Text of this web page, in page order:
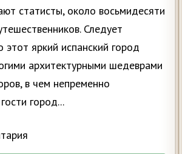
статисты, около восьмидесяти
Следует
этот яркий испанский город
архитектурными шедеврами
в чем непременно
город...